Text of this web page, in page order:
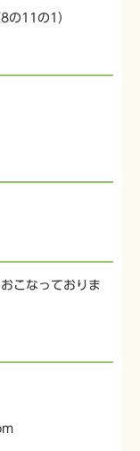
の11の1）
こなっておりま